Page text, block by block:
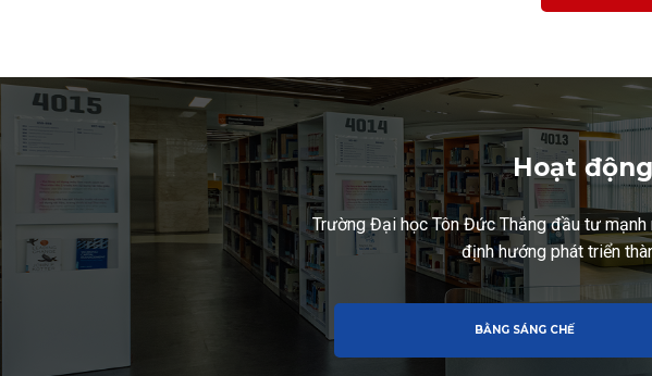
Hoạt
Trường Đại học Tôn Đức Thắng đầu tư
định hướng phát triển
BẰNG SÁNG CHẾ